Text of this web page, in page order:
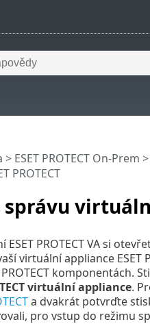
virtuální
> ESET PROTECT On-Prem >
PROTECT
ESET PROTECT VA si
virtuální appliance ESET
komponentách.
virtuální appliance.
a dvakrát potvrďte
pro vstup do režimu